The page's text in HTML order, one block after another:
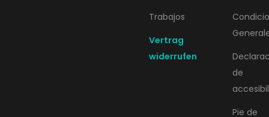
Trabajos
Vertrag
widerrufen
de
Pie de